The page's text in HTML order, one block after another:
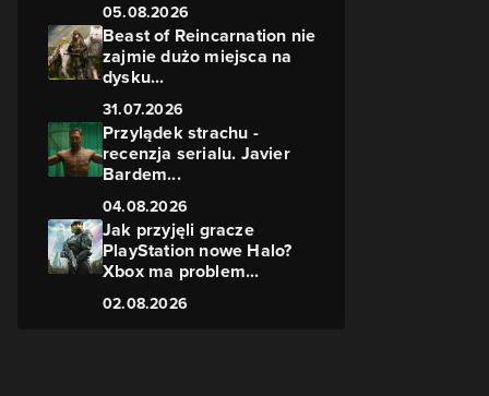
05.08.2026
Beast of Reincarnation nie
zajmie dużo miejsca na
dysku...
31.07.2026
Przylądek strachu -
recenzja serialu. Javier
Bardem...
04.08.2026
Jak przyjęli gracze
PlayStation nowe Halo?
Xbox ma problem...
02.08.2026